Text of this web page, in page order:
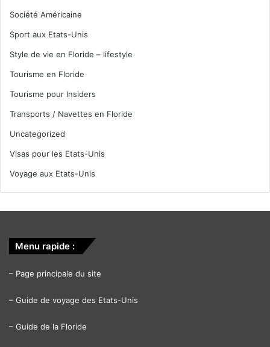
Société Américaine
Sport aux Etats-Unis
Style de vie en Floride – lifestyle
Tourisme en Floride
Tourisme pour Insiders
Transports / Navettes en Floride
Uncategorized
Visas pour les Etats-Unis
Voyage aux Etats-Unis
Menu rapide :
– Page principale du site
– Guide de voyage des Etats-Unis
– Guide de la Floride